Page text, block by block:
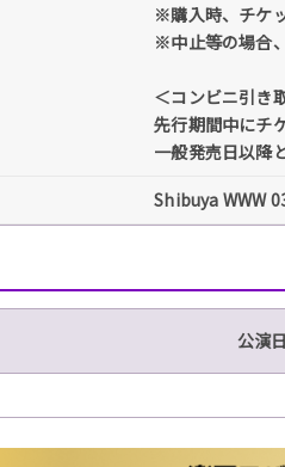
※購入時、チケ
※中止等の場合
＜コンビニ引き
先行期間中にチ
一般発売日以降
Shibuya WWW
公演日